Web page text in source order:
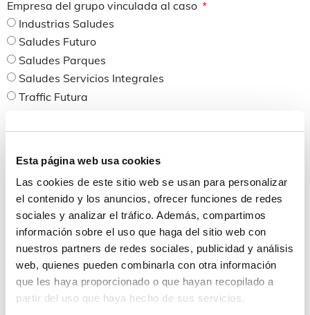
Esta página web usa cookies
Las cookies de este sitio web se usan para personalizar
el contenido y los anuncios, ofrecer funciones de redes
sociales y analizar el tráfico. Además, compartimos
información sobre el uso que haga del sitio web con
nuestros partners de redes sociales, publicidad y análisis
web, quienes pueden combinarla con otra información
que les haya proporcionado o que hayan recopilado a
partir del uso que haya hecho de sus servicios.
Empresa del grupo vinculada al caso
Industrias Saludes
Saludes Futuro
Saludes Parques
Saludes Servicios Integrales
Traffic Futura
Personal
Internacional
Calidad
Compras
PRL
Sistemas
I+D
Administrativo-Financiero
Producción